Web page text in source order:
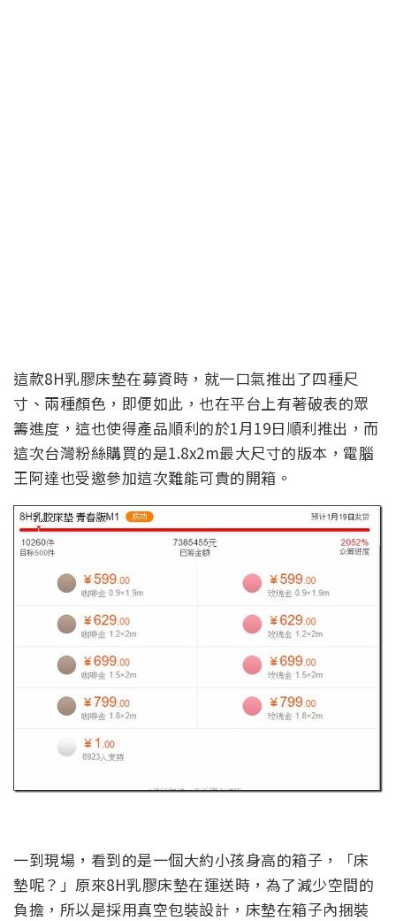
這款8H乳膠床墊在募資時，就一口氣推出了四種尺
寸、兩種顏色，即便如此，也在平台上有著破表的眾
籌進度，這也使得產品順利的於1月19日順利推出，而
這次台灣粉絲購買的是1.8x2m最大尺寸的版本，電腦
王阿達也受邀參加這次難能可貴的開箱。
一到現場，看到的是一個大約小孩身高的箱子，「床
墊呢？」原來8H乳膠床墊在運送時，為了減少空間的
負擔，所以是採用真空包裝設計，床墊在箱子內捆裝